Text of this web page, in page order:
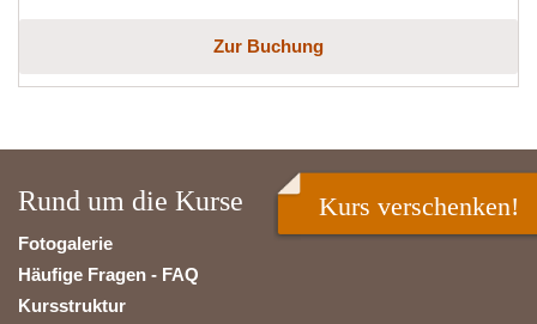
Zur Buchung
Rund um die Kurse
Fotogalerie
Häufige Fragen - FAQ
Kursstruktur
Kurs verschenken!